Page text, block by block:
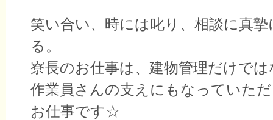
笑い合い、時には叱り、相談に真
る。
寮長のお仕事は、建物管理だけでは
作業員さんの支えにもなっていた
お仕事です☆